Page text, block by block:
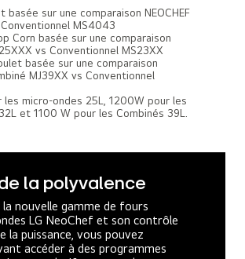
basée sur une comparaison NEOCHEF
MS4043
Corn basée sur une comparaison
vs Conventionnel MS23XX
basée sur une comparaison
MJ39XX vs Conventionnel
micro-ondes 25L, 1200W pour les
et 1100 W pour les Combinés 39L.
de la polyvalence
la nouvelle gamme de fours
LG NeoChef et son contrôle
la puissance, vous pouvez
accéder à des programmes